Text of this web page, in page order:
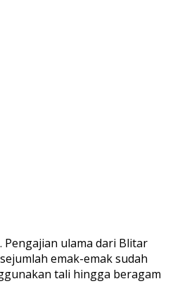
Pengajian ulama dari Blitar
emak-emak sudah
tali hingga beragam